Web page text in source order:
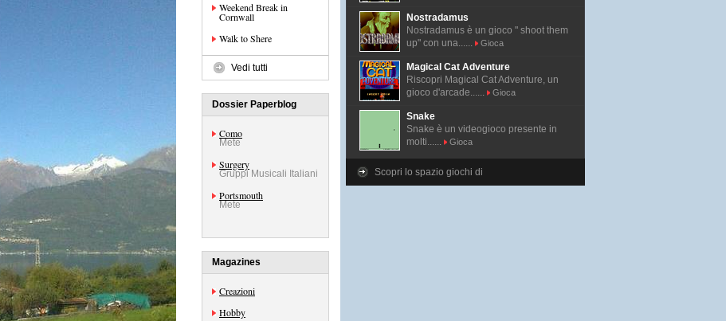
Weekend Break in
Cornwall
Walk to Shere
Vedi tutti
Dossier Paperblog
Como
Mete
Surgery
Gruppi Musicali Italiani
Portsmouth
Mete
Magazines
Creazioni
Hobby
Nostradamus
Nostradamus è un gioco " shoot them
up" con una......
Gioca
Magical Cat Adventure
Riscopri Magical Cat Adventure, un
gioco d'arcade......
Gioca
Snake
Snake è un videogioco presente in
molti......
Gioca
Scopri lo spazio giochi di